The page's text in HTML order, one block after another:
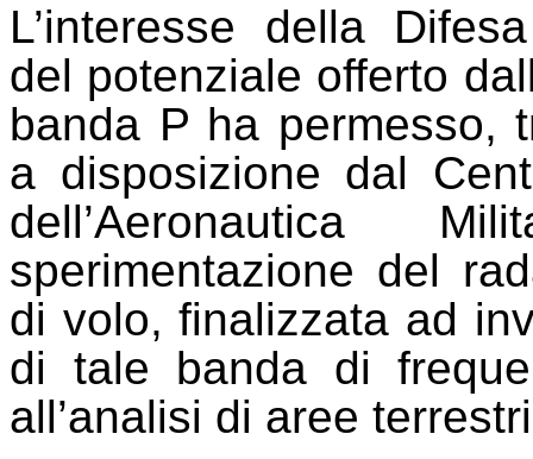
L’interesse della
del potenziale offerto
banda P ha permesso,
a disposizione dal
dell’Aeronautica
sperimentazione del
di volo, finalizzata ad
di tale banda di
all’analisi di aree